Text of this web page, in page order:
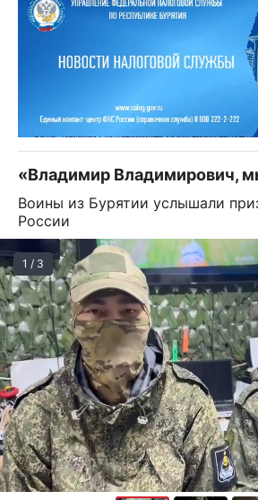
«Владимир Владимирович,
Воины из Бурятии услышали
России
1 / 3